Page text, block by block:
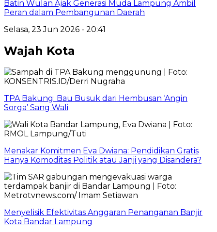
Batin Wulan Ajak Generasi Muda Lampung Ambil
Peran dalam Pembangunan Daerah
Selasa, 23 Jun 2026 - 20:41
Wajah Kota
TPA Bakung: Bau Busuk dari Hembusan ‘Angin
Sorga’ Sang Wali
Menakar Komitmen Eva Dwiana: Pendidikan Gratis
Hanya Komoditas Politik atau Janji yang Disandera?
Menyelisik Efektivitas Anggaran Penanganan Banjir
Kota Bandar Lampung